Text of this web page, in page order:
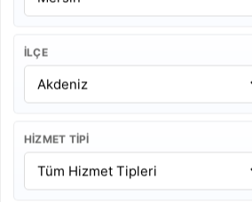
İLÇE
HIZMET TIPI
başlangıcında dikkat çekici bir
ve kalabalığın enerjisini hızlıca
Bando takımı fiyatları; ekipteki
süresine, etkinlik yerine, şehir
kostüm tercihine ve repertuar
Kısa gelin alma performansı ile
kurumsal açılış programı aynı
Bu yüzden teklif alırken kaç
dakika performans yapılacağı